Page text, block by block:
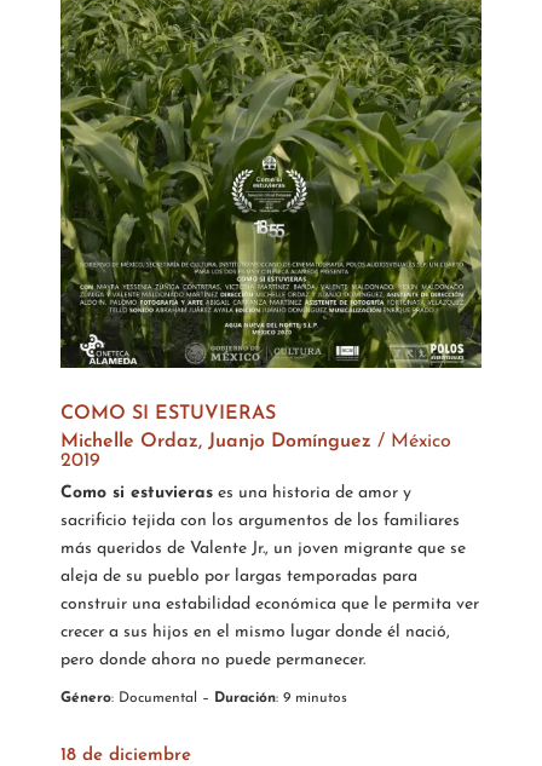
COMO SI ESTUVIERAS
Michelle Ordaz, Juanjo Domínguez / México
2019
Como si estuvieras es una historia de amor y
sacrificio tejida con los argumentos de los familiares
más queridos de Valente Jr., un joven migrante que se
aleja de su pueblo por largas temporadas para
construir una estabilidad económica que le permita ver
crecer a sus hijos en el mismo lugar donde él nació,
pero donde ahora no puede permanecer.
Género: Documental – Duración: 9 minutos
18 de diciembre